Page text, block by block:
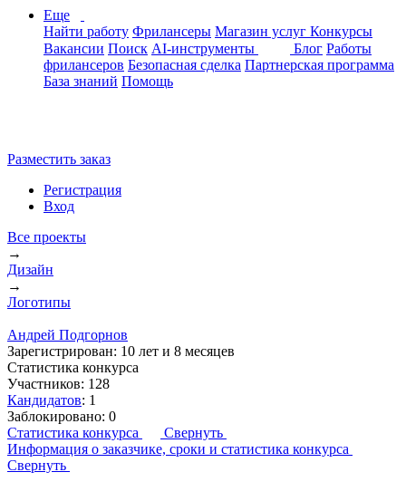
Еще
Найти работу Фрилансеры Магазин услуг Конкурсы
Вакансии Поиск AI-инструменты Блог Работы
фрилансеров Безопасная сделка Партнерская программа
База знаний Помощь
Разместить заказ
Регистрация
Вход
Все проекты
→
Дизайн
→
Логотипы
Андрей Подгорнов
Зарегистрирован: 10 лет и 8 месяцев
Статистика конкурса
Участников: 128
Кандидатов: 1
Заблокировано: 0
Статистика конкурса
Свернуть
Информация о заказчике, сроки и статистика конкурса
Свернуть